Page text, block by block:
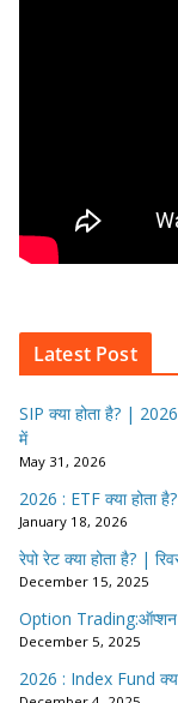
Latest Post
SIP क्या होता है? |
में
May 31, 2026
2026 : ETF क्या होता
January 18, 2026
रेपो रेट क्या होता है? |
December 15, 2025
Option Trading:ऑप्शन
December 5, 2025
2026 : Index Fund